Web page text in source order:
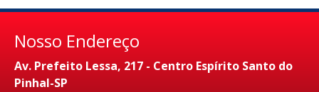
Nosso Endereço
Av. Prefeito Lessa, 217 - Centro Espírito Santo do
Pinhal-SP